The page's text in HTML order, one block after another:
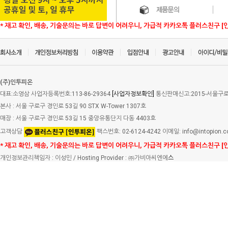
* 재고 확인, 배송, 기술문의는 바로 답변이 어려우니, 가급적 카카오톡 플러스친구 [
(주)인투피온
대표:소영삼 사업자등록번호:113-86-29364 [사업자정보확인] 통신판매신고:2015-서울구
본사 : 서울 구로구 경인로 53길 90 STX W-Tower 1307호
매장 : 서울 구로구 경인로 53길 15 중앙유통단지 다동 4403호
고객상담
팩스번호: 02-6124-4242 이메일:
* 재고 확인, 배송, 기술문의는 바로 답변이 어려우니, 가급적 카카오톡 플러스친구 [
개인정보관리책임자 : 이성민 / Hosting Provider : ㈜가비아씨엔에 스